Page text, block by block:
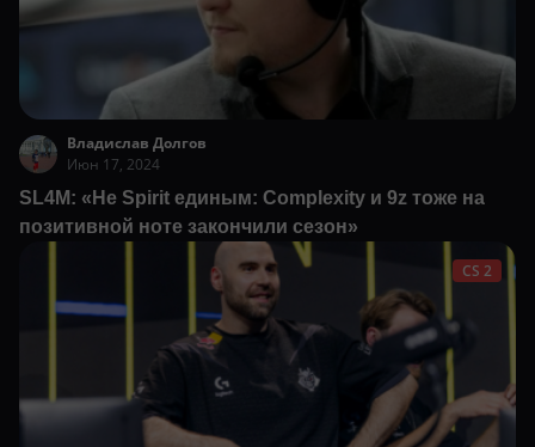
Владислав Долгов
Июн 17, 2024
SL4M: «Не Spirit единым: Complexity и 9z тоже на
позитивной ноте закончили сезон»
CS 2